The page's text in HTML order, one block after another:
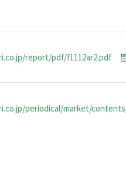
report/pdf/f1112ar2.pdf
periodical/market/